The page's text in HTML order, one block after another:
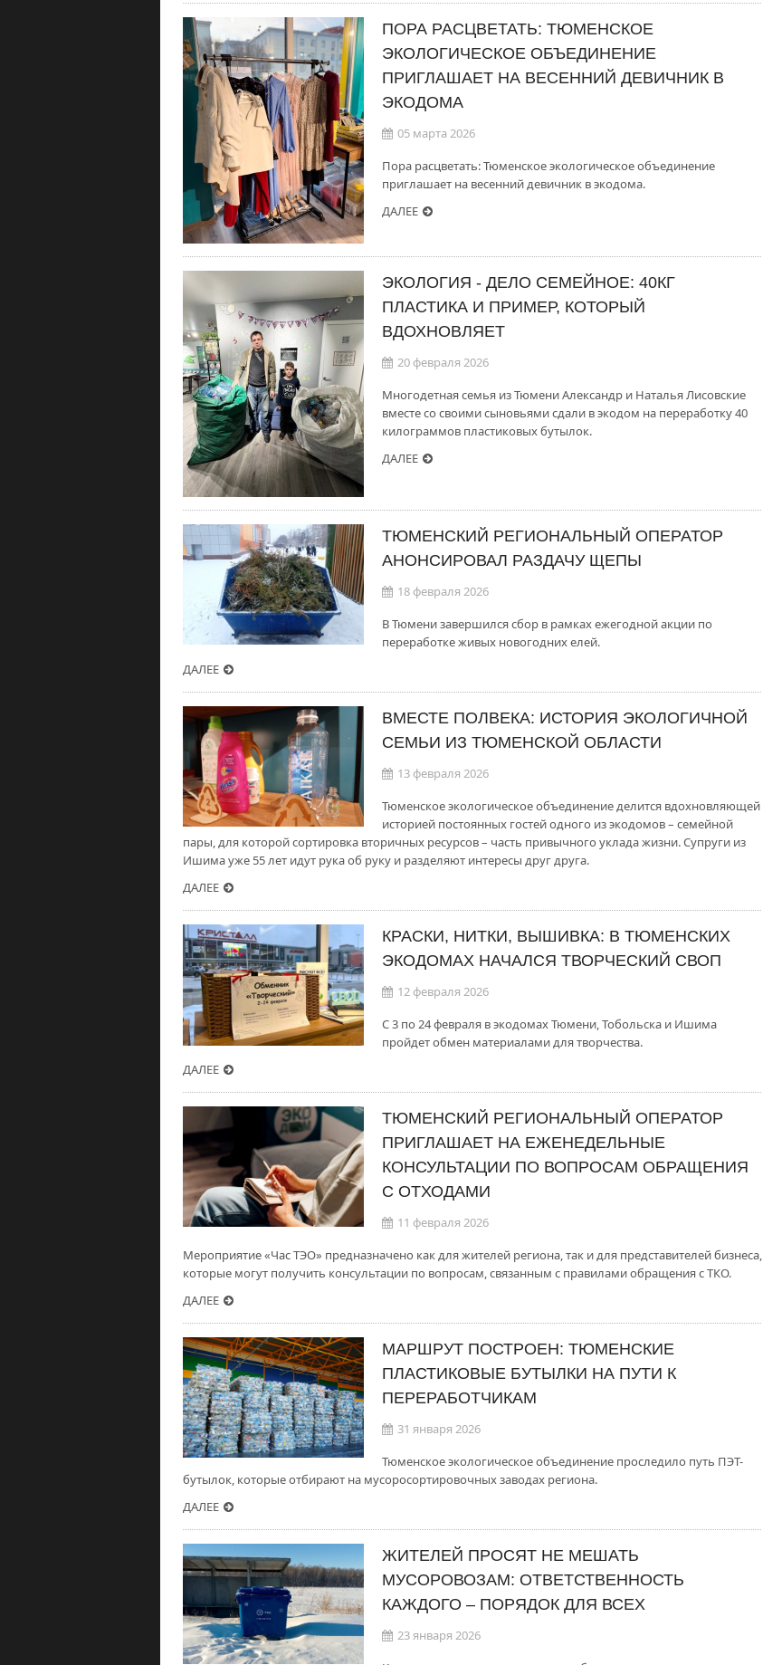
ПОРА РАСЦВЕТАТЬ: ТЮМЕНСКОЕ
ЭКОЛОГИЧЕСКОЕ ОБЪЕДИНЕНИЕ
ПРИГЛАШАЕТ НА ВЕСЕННИЙ ДЕВИЧНИК В
ЭКОДОМА
05 марта 2026
Пора расцветать: Тюменское экологическое объединение
приглашает на весенний девичник в экодома.
ДАЛЕЕ
ЭКОЛОГИЯ - ДЕЛО СЕМЕЙНОЕ: 40КГ
ПЛАСТИКА И ПРИМЕР, КОТОРЫЙ
ВДОХНОВЛЯЕТ
20 февраля 2026
Многодетная семья из Тюмени Александр и Наталья Лисовские
вместе со своими сыновьями сдали в экодом на переработку 40
килограммов пластиковых бутылок.
ДАЛЕЕ
ТЮМЕНСКИЙ РЕГИОНАЛЬНЫЙ ОПЕРАТОР
АНОНСИРОВАЛ РАЗДАЧУ ЩЕПЫ
18 февраля 2026
В Тюмени завершился сбор в рамках ежегодной акции по
переработке живых новогодних елей.
ДАЛЕЕ
ВМЕСТЕ ПОЛВЕКА: ИСТОРИЯ ЭКОЛОГИЧНОЙ
СЕМЬИ ИЗ ТЮМЕНСКОЙ ОБЛАСТИ
13 февраля 2026
Тюменское экологическое объединение делится вдохновляющей
историей постоянных гостей одного из экодомов – семейной
пары, для которой сортировка вторичных ресурсов – часть привычного уклада жизни. Супруги из
Ишима уже 55 лет идут рука об руку и разделяют интересы друг друга.
ДАЛЕЕ
КРАСКИ, НИТКИ, ВЫШИВКА: В ТЮМЕНСКИХ
ЭКОДОМАХ НАЧАЛСЯ ТВОРЧЕСКИЙ СВОП
12 февраля 2026
С 3 по 24 февраля в экодомах Тюмени, Тобольска и Ишима
пройдет обмен материалами для творчества.
ДАЛЕЕ
ТЮМЕНСКИЙ РЕГИОНАЛЬНЫЙ ОПЕРАТОР
ПРИГЛАШАЕТ НА ЕЖЕНЕДЕЛЬНЫЕ
КОНСУЛЬТАЦИИ ПО ВОПРОСАМ ОБРАЩЕНИЯ
С ОТХОДАМИ
11 февраля 2026
Мероприятие «Час ТЭО» предназначено как для жителей региона, так и для представителей бизнеса,
которые могут получить консультации по вопросам, связанным с правилами обращения с ТКО.
ДАЛЕЕ
МАРШРУТ ПОСТРОЕН: ТЮМЕНСКИЕ
ПЛАСТИКОВЫЕ БУТЫЛКИ НА ПУТИ К
ПЕРЕРАБОТЧИКАМ
31 января 2026
Тюменское экологическое объединение проследило путь ПЭТ-
бутылок, которые отбирают на мусоросортировочных заводах региона.
ДАЛЕЕ
ЖИТЕЛЕЙ ПРОСЯТ НЕ МЕШАТЬ
МУСОРОВОЗАМ: ОТВЕТСТВЕННОСТЬ
КАЖДОГО – ПОРЯДОК ДЛЯ ВСЕХ
23 января 2026